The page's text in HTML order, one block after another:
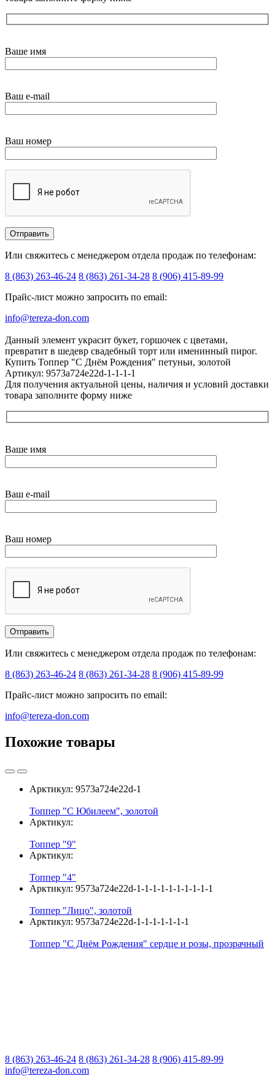
Ваше имя
Ваш e-mail
Ваш номер
Или свяжитесь с менеджером отдела продаж по телефонам:
8 (863) 263-46-24 8 (863) 261-34-28 8 (906) 415-89-99
Прайс-лист можно запросить по email:
info@tereza-don.com
Данный элемент украсит букет, горшочек с цветами,
превратит в шедевр свадебный торт или именинный пирог.
Купить Топпер "С Днём Рождения" петуньи, золотой
Артикул: 9573a724e22d-1-1-1-1
Для получения актуальной цены, наличия и условий доставки
товара заполните форму ниже
Ваше имя
Ваш e-mail
Ваш номер
Или свяжитесь с менеджером отдела продаж по телефонам:
8 (863) 263-46-24 8 (863) 261-34-28 8 (906) 415-89-99
Прайс-лист можно запросить по email:
info@tereza-don.com
Похожие товары
Арктикул: 9573a724e22d-1
Топпер "С Юбилеем", золотой
Арктикул:
Топпер "9"
Арктикул:
Топпер "4"
Арктикул: 9573a724e22d-1-1-1-1-1-1-1-1-1-1
Топпер "Лицо", золотой
Арктикул: 9573a724e22d-1-1-1-1-1-1-1
Топпер "С Днём Рождения" сердце и розы, прозрачный
8 (863) 263-46-24 8 (863) 261-34-28 8 (906) 415-89-99
info@tereza-don.com